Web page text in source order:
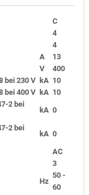
C
4
4
A
13
V
400
bei 230 V kA 10
bei 400 V kA 10
2 bei
kA 0
2 bei
kA 0
AC
3
Hz
50 -
60